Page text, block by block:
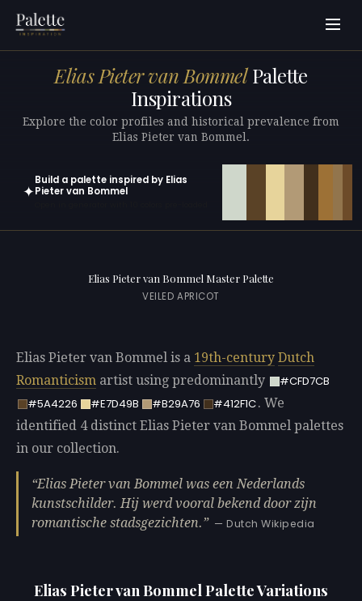
Elias Pieter van BommelPalette
Inspirations
Explore the color profiles and historical prevalence from
Elias Pieter van Bommel.
✦
Build a palette inspired by Elias
Pieter van Bommel
Elias Pieter van Bommel Master Palette
VEILED APRICOT
Elias Pieter van Bommel is a 19th-century Dutch
Romanticism artist using predominantly
#CFD7CB
#5A4226
#E7D49B #B29A76 #412F1C. We
identified 4 distinct Elias Pieter van Bommel palettes
in our collection.
Elias Pieter van Bommel was een Nederlands
kunstschilder. Hij werd vooral bekend door zijn
romantische stadsgezichten.
— Dutch Wikipedia
Elias Pieter van Bommel Palette Variations